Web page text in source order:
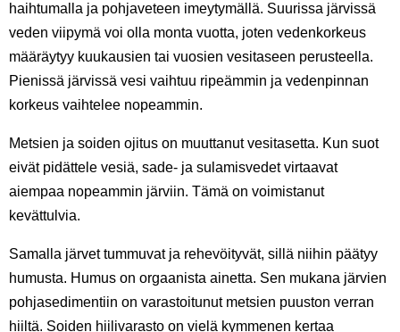
haihtumalla ja pohjaveteen imeytymällä. Suurissa järvissä
veden viipymä voi olla monta vuotta, joten vedenkorkeus
määräytyy kuukausien tai vuosien vesitaseen perusteella.
Pienissä järvissä vesi vaihtuu ripeämmin ja vedenpinnan
korkeus vaihtelee nopeammin.
Metsien ja soiden ojitus on muuttanut vesitasetta. Kun suot
eivät pidättele vesiä, sade- ja sulamisvedet virtaavat
aiempaa nopeammin järviin. Tämä on voimistanut
kevättulvia.
Samalla järvet tummuvat ja rehevöityvät, sillä niihin päätyy
humusta. Humus on orgaanista ainetta. Sen mukana järvien
pohjasedimentiin on varastoitunut metsien puuston verran
hiiltä. Soiden hiilivarasto on vielä kymmenen kertaa